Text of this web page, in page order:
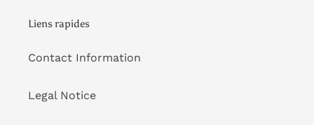
Liens rapides
Contact Information
Legal Notice